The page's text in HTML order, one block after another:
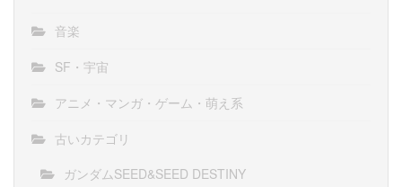
音楽
SF・宇宙
アニメ・マンガ・ゲーム・萌え系
古いカテゴリ
ガンダムSEED&SEED DESTINY